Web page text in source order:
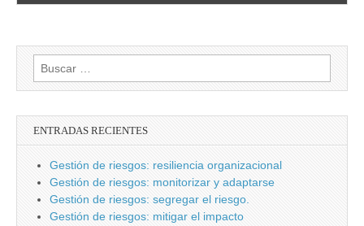
Buscar:
ENTRADAS RECIENTES
Gestión de riesgos: resiliencia organizacional
Gestión de riesgos: monitorizar y adaptarse
Gestión de riesgos: segregar el riesgo.
Gestión de riesgos: mitigar el impacto